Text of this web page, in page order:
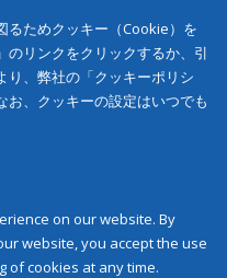
るためクッキー（Cookie）を
リンクをクリックするか、引
り、弊社の「クッキーポリシ
お、クッキーの設定はいつでも
on our website. By
website, you accept the use
of cookies at any time.